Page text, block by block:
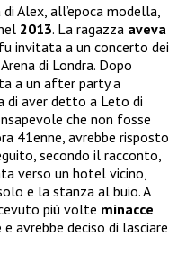
Alex, all’epoca modella,
2013. La ragazza aveva
invitata a un concerto dei
di Londra. Dopo
a un after party a
di aver detto a Leto di
che non fosse
41enne, avrebbe risposto
secondo il racconto,
verso un hotel vicino,
e la stanza al buio. A
più volte minacce
e avrebbe deciso di lasciare